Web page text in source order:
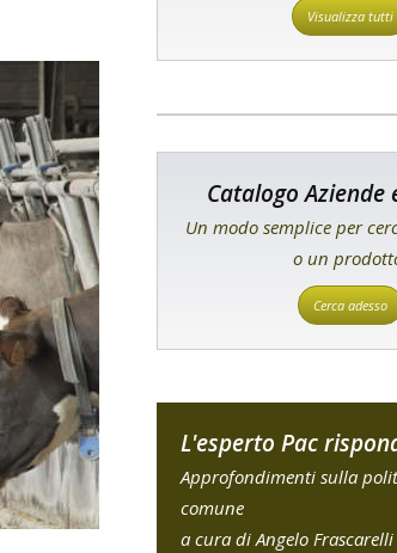
Visualizza tutti
Catalogo Aziende
Un modo semplice per
o un
Cerca adesso
L'esperto Pac
Approfondimenti sulla
comune
a cura di Angelo Frascarelli